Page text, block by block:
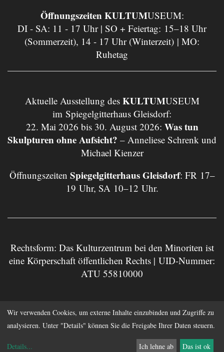
Öffnungszeiten KULTUMUSEUM:
DI - SA: 11 - 17 Uhr | SO + Feiertag: 15–18 Uhr
(Sommerzeit), 14 - 17 Uhr (Winterzeit) | MO:
Ruhetag
Aktuelle Ausstellung des KULTUMUSEUM
im Spiegelgitterhaus Gleisdorf:
22. Mai 2026 bis 30. August 2026: Was tun
Skulpturen ohne Aufsicht? – Anneliese Schrenk und
Michael Kienzer
Öffnungszeiten Spiegelgitterhaus Gleisdorf: FR 17–
19 Uhr, SA 10–12 Uhr.
Rechtsform: Das Kulturzentrum bei den Minoriten ist
eine Körperschaft öffentlichen Rechts | UID-Nummer:
ATU 55810000
Impressum Datenschutz
Wir verwenden Cookies, um externe Inhalte einzubinden und Zugriffe zu
analysieren. Unter "Details" können Sie die Freigabe Ihrer Daten steuern.
Details... Ich lehne ab Das ist ok